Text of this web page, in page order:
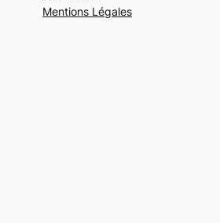
Mentions Légales